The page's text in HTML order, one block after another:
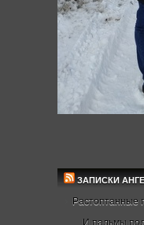
ЗАПИСКИ
Растоптанные
И пальмы